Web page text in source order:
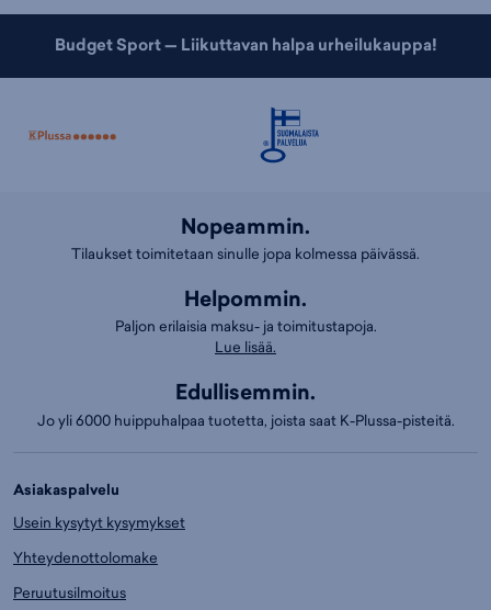
Budget Sport — Liikuttavan halpa urheilukauppa!
Nopeammin.
Tilaukset toimitetaan sinulle jopa kolmessa päivässä.
Helpommin.
Paljon erilaisia maksu- ja toimitustapoja.
Lue lisää.
Edullisemmin.
Jo yli 6000 huippuhalpaa tuotetta, joista saat K-Plussa-pisteitä.
Asiakaspalvelu
Usein kysytyt kysymykset
Yhteydenottolomake
Peruutusilmoitus